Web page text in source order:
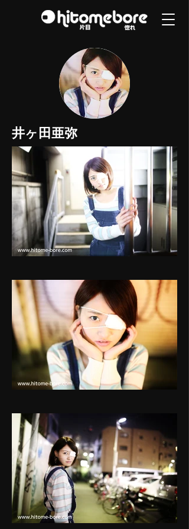
井ヶ田亜弥